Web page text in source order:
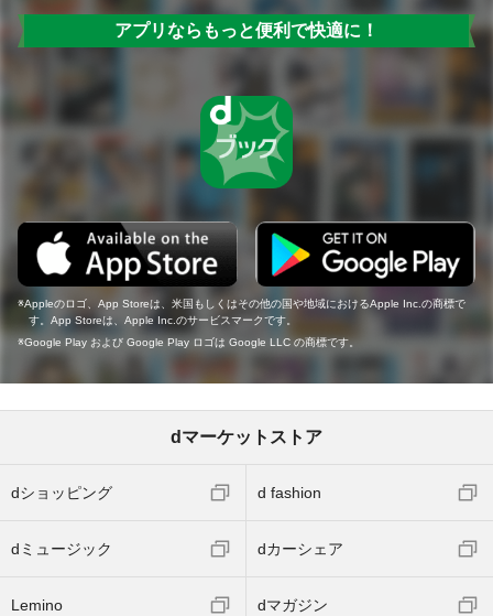
アプリならもっと便利で快適に！
Appleのロゴ、App Storeは、米国もしくはその他の国や地域におけるApple Inc.の商標で
す。App Storeは、Apple Inc.のサービスマークです。
Google Play および Google Play ロゴは Google LLC の商標です。
dマーケットストア
dショッピング d fashion
dミュージック dカーシェア
Lemino dマガジン